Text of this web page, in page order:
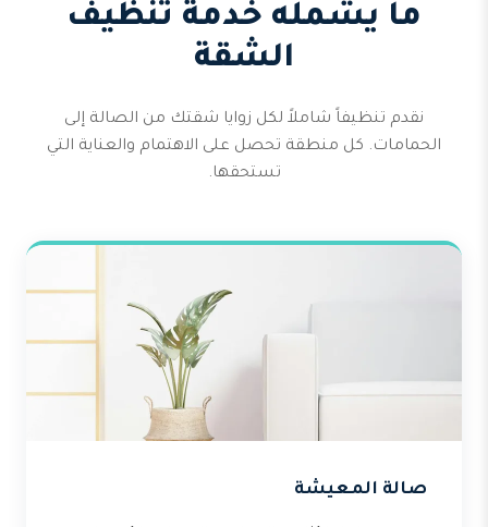
ما يشمله خدمة تنظيف
الشقة
نقدم تنظيفاً شاملاً لكل زوايا شقتك من الصالة إلى
الحمامات. كل منطقة تحصل على الاهتمام والعناية التي
تستحقها.
صالة المعيشة